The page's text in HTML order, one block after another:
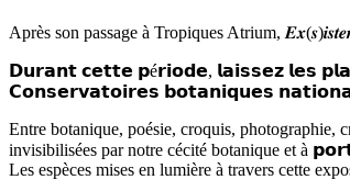
Après son passage à Tropiques Atrium,
𝗗𝘂𝗿𝗮𝗻𝘁 𝗰𝗲𝘁𝘁𝗲 𝗽é𝗿𝗶𝗼𝗱𝗲, 𝗹𝗮𝗶𝘀𝘀𝗲𝘇 𝗹𝗲𝘀
𝗖𝗼𝗻𝘀𝗲𝗿𝘃𝗮𝘁𝗼𝗶𝗿𝗲𝘀 𝗯𝗼𝘁𝗮𝗻𝗶𝗾𝘂𝗲𝘀
Entre botanique, poésie, croquis, photographie,
invisibilisées par notre cécité botanique
Les espèces mises en lumière à travers cette